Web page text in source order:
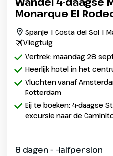
Monarque El
Spanje | Costa del Sol |
Vliegtuig
Vertrek: maandag 28
Heerlijk hotel in het
Vluchten vanaf
Rotterdam
Bij te boeken: 4-daagse
excursie naar de
8 dagen - Halfpension